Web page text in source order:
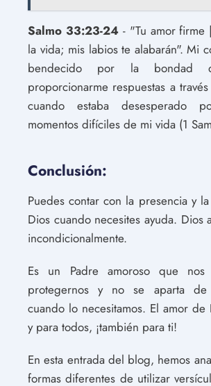
Salmo 33:23-24- "Tu amor firme
la vida; mis labios te alabarán". Mi
bendecido por la bondad
proporcionarme respuestas a
cuando estaba desesperado
momentos difíciles de mi vida (1
Conclusión:
Puedes contar con la presencia y
Dios cuando necesites ayuda. Dios
incondicionalmente.
Es un Padre amoroso que nos
protegernos y no se aparta de
cuando lo necesitamos. El amor de
y para todos, ¡también para ti!
En esta entrada del blog, hemos
formas diferentes de utilizar